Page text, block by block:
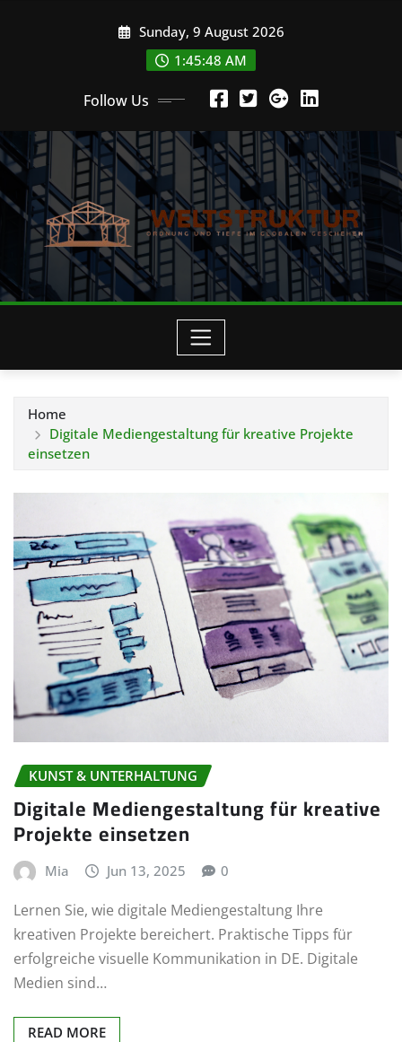
Sunday, 9 August 2026
1:45:49 AM
Follow Us
Home
Digitale Mediengestaltung für kreative Projekte
einsetzen
KUNST & UNTERHALTUNG
Digitale Mediengestaltung für kreative
Projekte einsetzen
Mia Jun 13, 2025 0
Lernen Sie, wie digitale Mediengestaltung Ihre
kreativen Projekte bereichert. Praktische Tipps für
erfolgreiche visuelle Kommunikation in DE. Digitale
Medien sind…
READ MORE